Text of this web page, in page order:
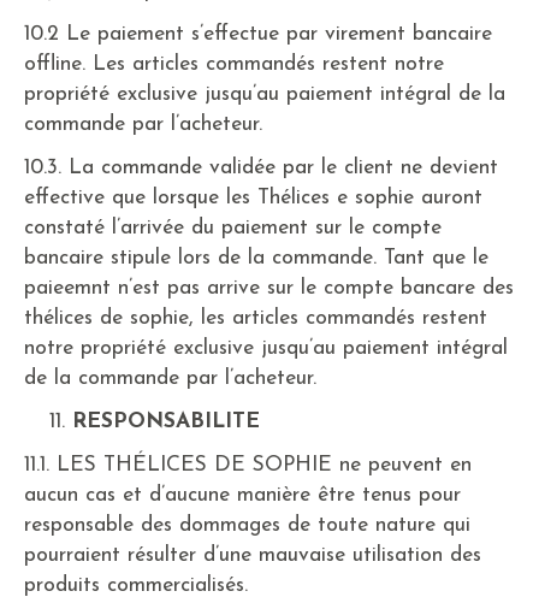
10.2 Le paiement s’effectue par virement bancaire
offline. Les articles commandés restent notre
propriété exclusive jusqu’au paiement intégral de la
commande par l’acheteur.
10.3. La commande validée par le client ne devient
effective que lorsque les Thélices e sophie auront
constaté l’arrivée du paiement sur le compte
bancaire stipule lors de la commande. Tant que le
paieemnt n’est pas arrive sur le compte bancare des
thélices de sophie, les articles commandés restent
notre propriété exclusive jusqu’au paiement intégral
de la commande par l’acheteur.
RESPONSABILITE
11.1. LES THÉLICES DE SOPHIE ne peuvent en
aucun cas et d’aucune manière être tenus pour
responsable des dommages de toute nature qui
pourraient résulter d’une mauvaise utilisation des
produits commercialisés.